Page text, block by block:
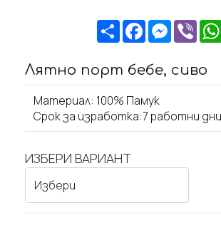
ShareFacebook
Лятно порт бебе, сиво
Материал: 100% Памук
Срок за изработка:7 работни дни
ИЗБЕРИ ВАРИАНТ